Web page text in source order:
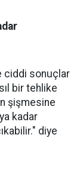
ciddi sonuçlar
bir tehlike
şişmesine
kadar
diye